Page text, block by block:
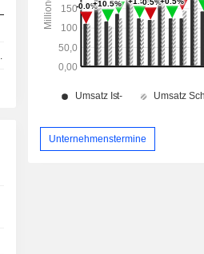
Unternehmenstermine